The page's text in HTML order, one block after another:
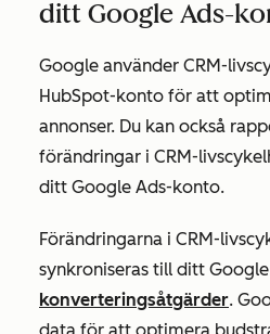
ditt Google Ads-
Google använder CRM-
HubSpot-konto för att
annonser. Du kan också
förändringar i CRM-
ditt Google Ads-konto.
Förändringarna i CRM-
synkroniseras till ditt
konverteringsåtgärder.